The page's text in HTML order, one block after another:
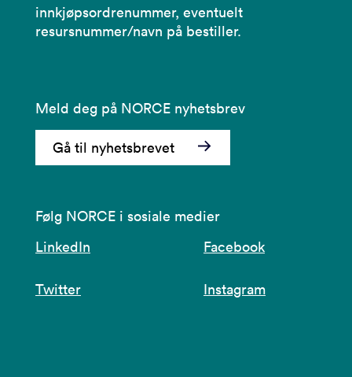
innkjøpsordrenummer, eventuelt
resursnummer/navn på bestiller.
Meld deg på NORCE nyhetsbrev
Gå til nyhetsbrevet
Følg NORCE i sosiale medier
LinkedIn
Facebook
Twitter Instagram